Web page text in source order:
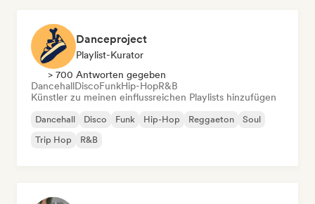
Danceproject
Playlist-Kurator
> 700 Antworten gegeben
DancehallDiscoFunkHip-HopR&B
Künstler zu meinen einflussreichen Playlists hinzufügen
Dancehall Disco Funk Hip-Hop Reggaeton
Soul
Trip Hop
R&B